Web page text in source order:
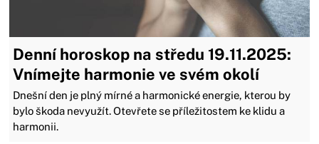
Denní horoskop na středu 19.11.2025:
Vnímejte harmonie ve svém okolí
Dnešní den je plný mírné a harmonické energie, kterou by
bylo škoda nevyužít. Otevřete se příležitostem ke klidu a
harmonii.